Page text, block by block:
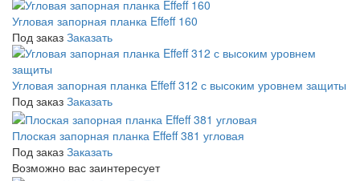
Угловая запорная планка Effeff 160
Под заказ Заказать
Угловая запорная планка Effeff 312 с высоким уровнем защиты
Под заказ Заказать
Плоская запорная планка Effeff 381 угловая
Под заказ Заказать
Возможно вас заинтересует